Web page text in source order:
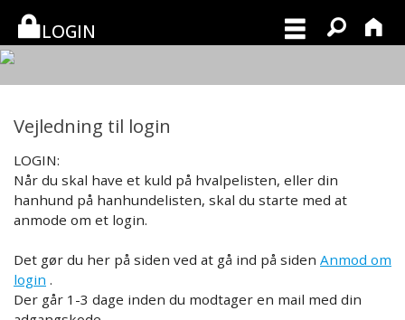
LOGIN
Vejledning til login
LOGIN:
Når du skal have et kuld på hvalpelisten, eller din
hanhund på hanhundelisten, skal du starte med at
anmode om et login.
Det gør du her på siden ved at gå ind på siden Anmod om
login .
Der går 1-3 dage inden du modtager en mail med din